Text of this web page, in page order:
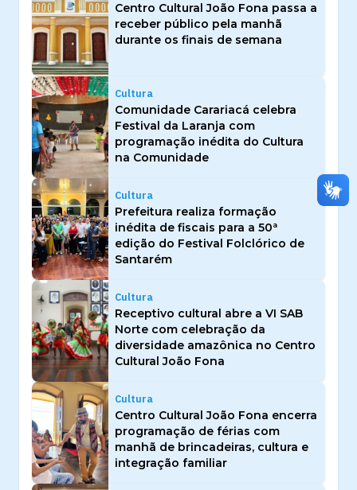
Centro Cultural João Fona passa a
receber público pela manhã
durante os finais de semana
Cultura
Comunidade Carariacá celebra
Festival da Laranja com
programação inédita do Cultura
na Comunidade
Cultura
Prefeitura realiza formação
inédita de fiscais para a 50ª
edição do Festival Folclórico de
Santarém
Cultura
Receptivo cultural abre a VI SAB
Norte com celebração da
diversidade amazônica no Centro
Cultural João Fona
Cultura
Centro Cultural João Fona encerra
programação de férias com
manhã de brincadeiras, cultura e
integração familiar